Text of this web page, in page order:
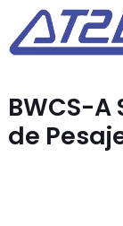
BWCS-
de